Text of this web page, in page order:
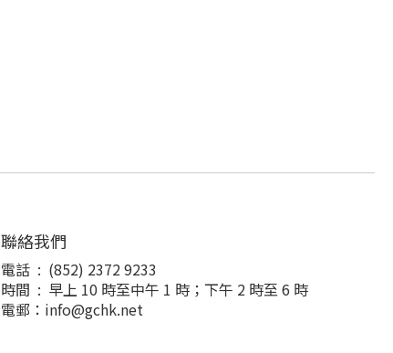
聯絡我們
電話 : (852) 2372 9233
時間 : 早上 10 時至中午 1 時；下午 2 時至 6 時
電郵：info@gchk.net